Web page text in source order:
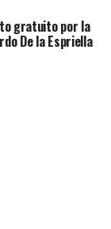
gratuito por la
De la Espriella